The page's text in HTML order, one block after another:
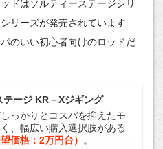
ドはソルティーステージシリ
リーズが発売されています
のいい初心者向けのロッドだ
ージ KR－Xジギング
っかりとコスパを抑えたモ
、幅広い購入選択肢がある
価格：2万円台） 。